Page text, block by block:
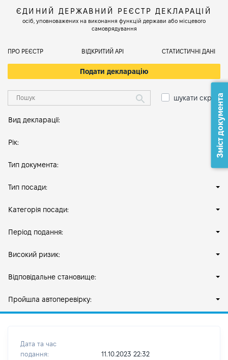
ЄДИНИЙ ДЕРЖАВНИЙ РЕЄСТР ДЕКЛАРАЦІЙ
осіб, уповноважених на виконання функцій держави або місцевого
самоврядування
ПРО РЕЄСТР ВІДКРИТИЙ АРІ СТАТИСТИЧНІ ДАНІ
Подати декларацію
шукати скрізь
Вид декларації:
Рік:
Тип документа:
Тип посади:
Категорія посади:
Період подання:
Високий ризик:
Відповідальне становище:
Пройшла автоперевірку:
Дата та час
подання:
11.10.2023 22:32
Зміст документа